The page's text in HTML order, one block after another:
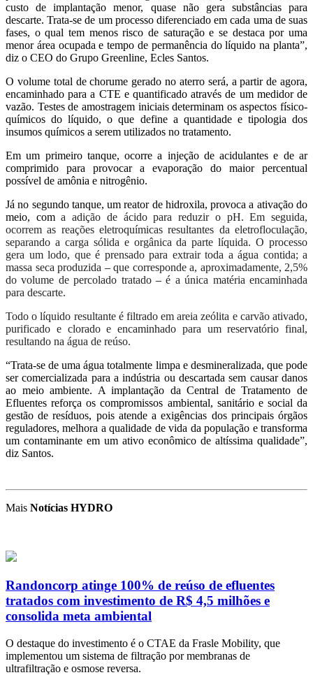
custo de implantação menor, quase não gera substâncias para
descarte. Trata-se de um processo diferenciado em cada uma de suas
fases, o qual tem menos risco de saturação e se destaca por uma
menor área ocupada e tempo de permanência do líquido na planta”,
diz o CEO do Grupo Greenline, Ecles Santos.
O volume total de chorume gerado no aterro será, a partir de agora,
encaminhado para a CTE e quantificado através de um medidor de
vazão. Testes de amostragem iniciais determinam os aspectos físico-
químicos do líquido, o que define a quantidade e tipologia dos
insumos químicos a serem utilizados no tratamento.
Em um primeiro tanque, ocorre a injeção de acidulantes e de ar
comprimido para provocar a evaporação do maior percentual
possível de amônia e nitrogênio.
Já no segundo tanque, um reator de hidroxila, provoca a ativação do
meio, coma adição de ácido para reduzir o pH. Em seguida,
ocorrem as reações eletroquímicas resultantes da eletrofloculação,
separando a carga sólida e orgânica da parte líquida. O processo
gera um lodo, que é prensado para extrair toda a água contida; a
massa seca produzida – que corresponde a, aproximadamente, 2,5%
do volume de percolado tratado –é a única matéria encaminhada
para descarte.
Todo o líquido resultante é filtrado em areia zeólita e carvão ativado,
purificado e clorado e encaminhado para um reservatório final,
resultando na água de reúso.
“Trata-se de uma água totalmente limpa e desmineralizada, que pode
ser comercializada para a indústria ou descartada sem causar danos
ao meio ambiente. A implantação da Central de Tratamento de
Efluentes reforça os compromissos ambiental, sanitário e social da
gestão de resíduos, pois atende a exigências dos principais órgãos
reguladores, melhora a qualidade de vida da população e transforma
um contaminante em um ativo econômico de altíssima qualidade”,
diz Santos.
Mais Notícias HYDRO
Randoncorp atinge 100% de reúso de efluentes
tratados com investimento de R$ 4,5 milhões e
consolida meta ambiental
O destaque do investimento é o CTAE da Frasle Mobility, que
implementou um sistema de filtração por membranas de
ultrafiltração e osmose reversa.